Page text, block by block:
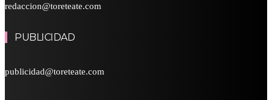
redaccion@toreteate.com
PUBLICIDAD
publicidad@toreteate.com